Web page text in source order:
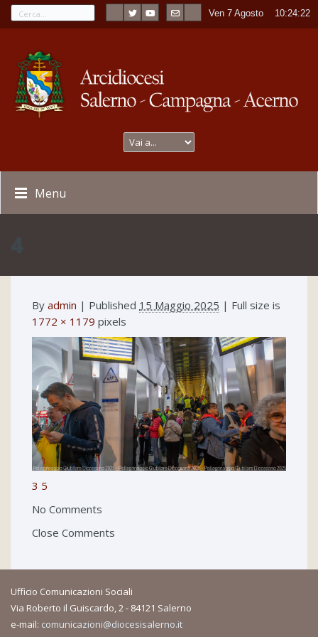
Ven 7 Agosto 10:24:22
Menu
By admin | Published 15 Maggio 2025 | Full size is
1772 × 1179 pixels
3 5
No Comments
Close Comments
Ufficio Comunicazioni Sociali
Via Roberto il Guiscardo, 2 - 84121 Salerno
e-mail: comunicazioni@diocesisalerno.it